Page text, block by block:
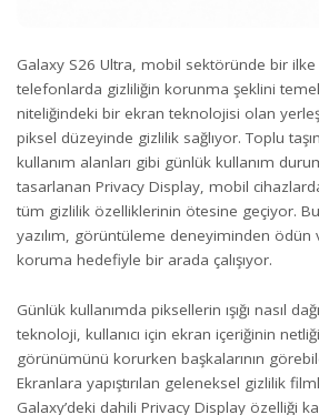
Galaxy S26 Ultra, mobil sektöründe bir
telefonlarda gizliliğin korunma şeklini
niteliğindeki bir ekran teknolojisi olan
piksel düzeyinde gizlilik sağlıyor. Toplu
kullanım alanları gibi günlük kullanım
tasarlanan Privacy Display, mobil
tüm gizlilik özelliklerinin ötesine geçiyor.
yazılım, görüntüleme deneyiminden ödün
koruma hedefiyle bir arada çalışıyor.
Günlük kullanımda piksellerin ışığı nasıl
teknoloji, kullanıcı için ekran içeriğinin
görünümünü korurken başkalarının
Ekranlara yapıştırılan geleneksel gizlilik
Galaxy’deki dahili Privacy Display özelliği